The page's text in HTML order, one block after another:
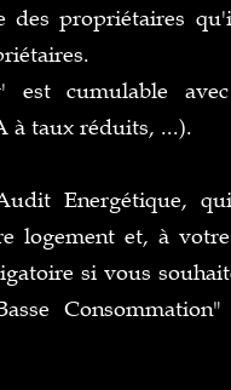
des propriétaires
est cumulable
à taux réduits, ...).
Energétique,
logement et, à
si vous